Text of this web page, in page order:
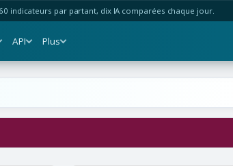
indicateurs par partant, dix IA comparées chaque jour.
API Plus